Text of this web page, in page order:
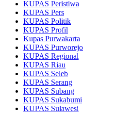
KUPAS Peristiwa
KUPAS Pers
KUPAS Politik
KUPAS Profil
Kupas Purwakarta
KUPAS Purworejo
KUPAS Regional
KUPAS Riau
KUPAS Seleb
KUPAS Serang
KUPAS Subang
KUPAS Sukabumi
KUPAS Sulawesi